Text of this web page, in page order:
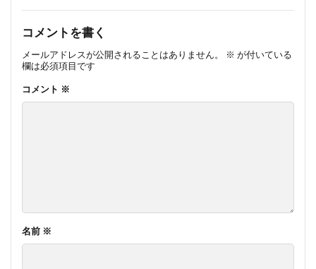
コメントを書く
メールアドレスが公開されることはありません。 ※ が付いている
欄は必須項目です
コメント ※
名前 ※